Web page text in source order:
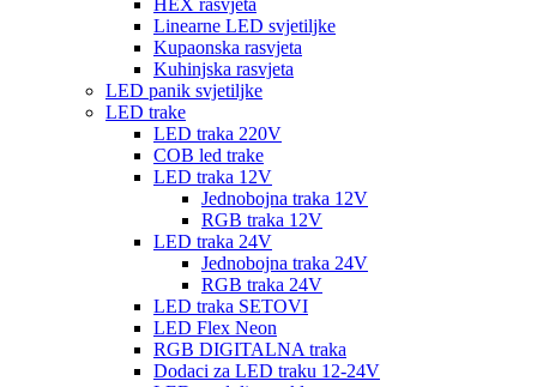
HEX rasvjeta
Linearne LED svjetiljke
Kupaonska rasvjeta
Kuhinjska rasvjeta
LED panik svjetiljke
LED trake
LED traka 220V
COB led trake
LED traka 12V
Jednobojna traka 12V
RGB traka 12V
LED traka 24V
Jednobojna traka 24V
RGB traka 24V
LED traka SETOVI
LED Flex Neon
RGB DIGITALNA traka
Dodaci za LED traku 12-24V